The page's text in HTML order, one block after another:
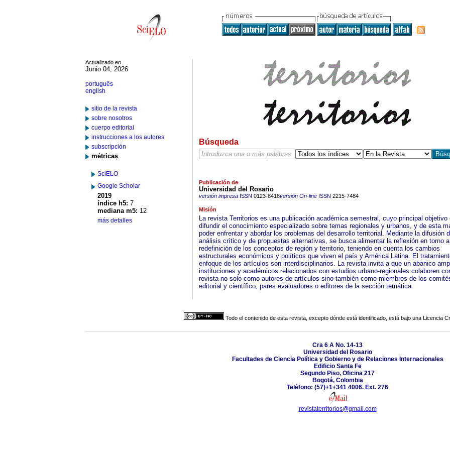
Actualizado en
Junio 04, 2026
português
english
sitio de la revista
sobre nosotros
cuerpo editorial
instrucciones a los autores
subscripción
métricas
SciELO
Google Scholar
2019
índice h5: 7
mediana m5: 12
más detalles
Búsqueda
Publicación de
Universidad del Rosario
versión impresaISSN 0123-8418versión On-lineISSN 2215-7484
Misión
La revista Territorios es una publicación académica semestral, cuyo principal objetivo
difundir el conocimiento especializado sobre temas regionales y urbanos, y de esta
poder enfrentar y abordar los problemas del desarrollo territorial. Mediante la difusión
análisis crítico y de propuestas alternativas, se busca alimentar la reflexión en torno
redefinición de los conceptos de región y territorio, teniendo en cuenta los cambios
estructurales económicos y políticos que viven el país y América Latina. El
enfoque de los artículos son interdisciplinarios. La revista invita a que un abanico
instituciones y académicos relacionados con estudios urbano-regionales colaboren
revista no solo como autores de artículos sino también como miembros de los
editorial y científico, pares evaluadores o editores de la sección temática.
Todo el contenido de esta revista, excepto dónde está identificado, está bajo una Licencia
Cra 6 A No. 14-13
Universidad del Rosario
Facultades de Ciencia Política y Gobierno y de Relaciones Internacionales
Edificio Santa Fe
Segundo Piso, Oficina 217
Bogotá, Colombia
Teléfono: (57)+1+341 4006. Ext. 276
revistaterritorios@gmail.com